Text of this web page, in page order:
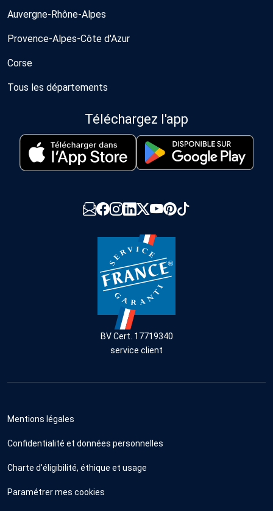
Auvergne-Rhône-Alpes
Provence-Alpes-Côte d'Azur
Corse
Tous les départements
Téléchargez l'app
BV Cert. 17719340
service client
Mentions légales
Confidentialité et données personnelles
Charte d'éligibilité, éthique et usage
Paramétrer mes cookies